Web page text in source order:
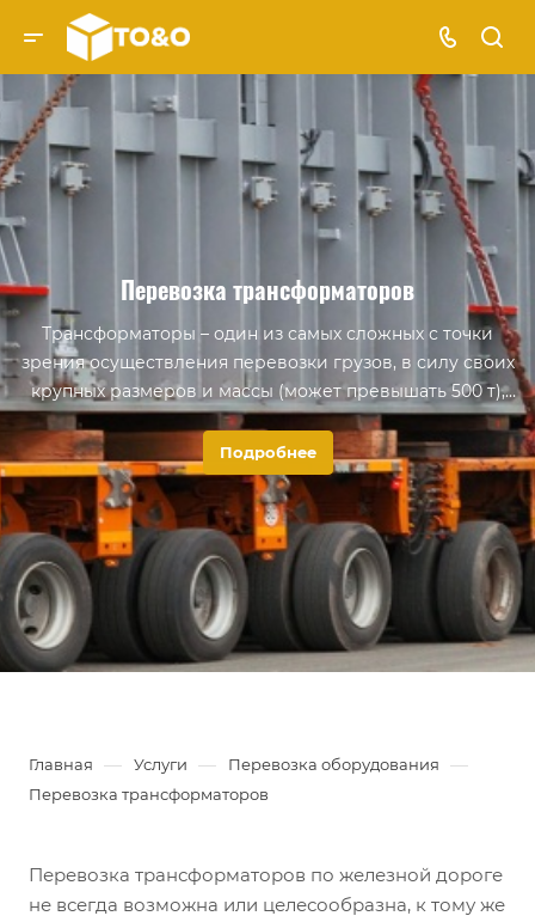
Перевозка трансформаторов
Трансформаторы – один из самых сложных с точки
зрения осуществления перевозки грузов, в силу своих
крупных размеров и массы (может превышать 500 т),
также из-за уязвимости перед механическими
воздействиями - ударами и вибрацией (для контроля
даже устанавливаются специальные датчики).
Подробнее
Главная — Услуги — Перевозка оборудования —
Перевозка трансформаторов
Перевозка трансформаторов по железной дороге
не всегда возможна или целесообразна, к тому же